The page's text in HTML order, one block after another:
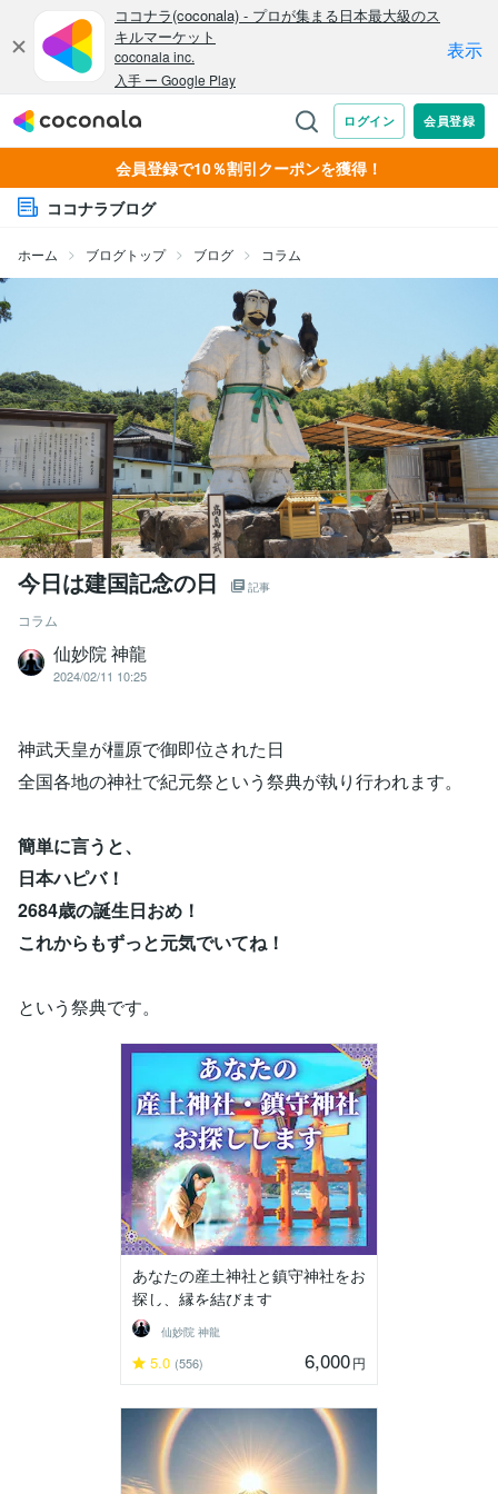
会員登録で10％割引クーポンを獲得！
ココナラブログ
ホーム ブログトップ ブログ コラム
今日は建国記念の日 記事
コラム
仙妙院 神龍
2024/02/11 10:25
神武天皇が橿原で御即位された日
全国各地の神社で紀元祭という祭典が執り行われます。
簡単に言うと、
日本ハピバ！
2684歳の誕生日おめ！
これからもずっと元気でいてね！
という祭典です。
あなたの産土神社と鎮守神社をお
探し、縁を結びます
仙妙院 神龍
5.0 (556) 6,000円